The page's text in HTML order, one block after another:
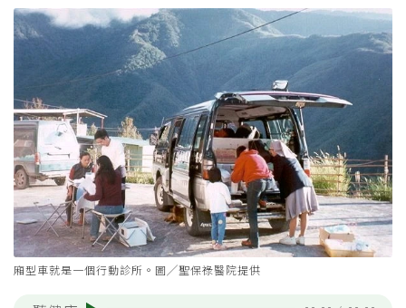
廂型車就是一個行動診所。圖╱聖保祿醫院提供